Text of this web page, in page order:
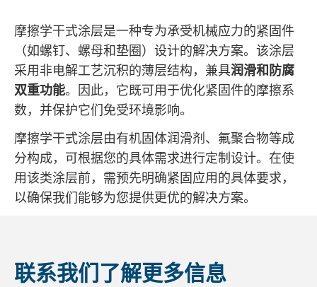
摩擦学干式涂层是一种专为承受机械应力的紧固件
（如螺钉、螺母和垫圈）设计的解决方案。该涂层
采用非电解工艺沉积的薄层结构，兼具润滑和防腐
双重功能。因此，它既可用于优化紧固件的摩擦系
数，并保护它们免受环境影响。
摩擦学干式涂层由有机固体润滑剂、氟聚合物等成
分构成，可根据您的具体需求进行定制设计。在使
用该类涂层前，需预先明确紧固应用的具体要求，
以确保我们能够为您提供更优的解决方案。
联系我们了解更多信息